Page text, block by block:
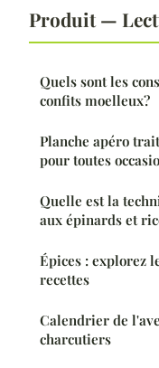
Produit —
Quels sont les
confits moelleux?
Planche apéro
pour toutes
Quelle est la
aux épinards et
Épices : explorez
recettes
Calendrier de
charcutiers